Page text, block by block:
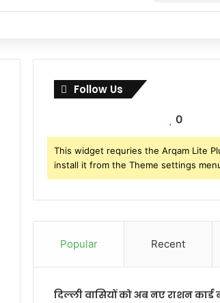
Follow Us
0
This widget requries the Arqam Lite
install it from the Theme settings
Popular Recent
दिल्ली वासियों को अब नए राशन कार्ड